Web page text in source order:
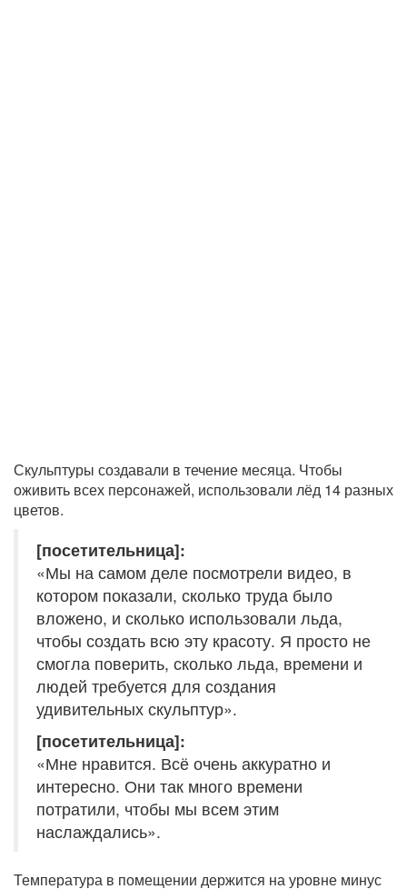
Скульптуры создавали в течение месяца. Чтобы
оживить всех персонажей, использовали лёд 14 разных
цветов.
[посетительница]:
«Мы на самом деле посмотрели видео, в
котором показали, сколько труда было
вложено, и сколько использовали льда,
чтобы создать всю эту красоту. Я просто не
смогла поверить, сколько льда, времени и
людей требуется для создания
удивительных скульптур».
[посетительница]:
«Мне нравится. Всё очень аккуратно и
интересно. Они так много времени
потратили, чтобы мы всем этим
наслаждались».
Температура в помещении держится на уровне минус